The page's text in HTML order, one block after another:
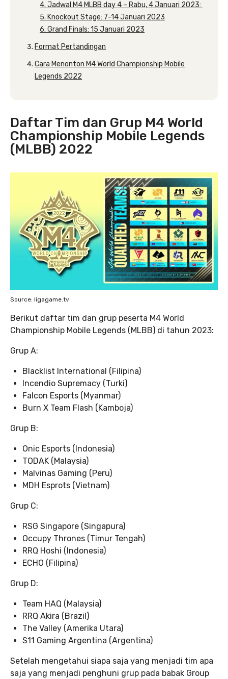
4. Jadwal M4 MLBB day 4 – Rabu, 4 Januari 2023:
5. Knockout Stage: 7-14 Januari 2023
6. Grand Finals: 15 Januari 2023
Format Pertandingan
Cara Menonton M4 World Championship Mobile
Legends 2022
Daftar Tim dan Grup M4 World
Championship Mobile Legends
(MLBB) 2022
Source: ligagame.tv
Berikut daftar tim dan grup peserta M4 World
Championship Mobile Legends (MLBB) di tahun 2023:
Grup A:
Blacklist International (Filipina)
Incendio Supremacy (Turki)
Falcon Esports (Myanmar)
Burn X Team Flash (Kamboja)
Grup B:
Onic Esports (Indonesia)
TODAK (Malaysia)
Malvinas Gaming (Peru)
MDH Esprots (Vietnam)
Grup C:
RSG Singapore (Singapura)
Occupy Thrones (Timur Tengah)
RRQ Hoshi (Indonesia)
ECHO (Filipina)
Grup D:
Team HAQ (Malaysia)
RRQ Akira (Brazil)
The Valley (Amerika Utara)
S11 Gaming Argentina (Argentina)
Setelah mengetahui siapa saja yang menjadi tim apa
saja yang menjadi penghuni grup pada babak Group